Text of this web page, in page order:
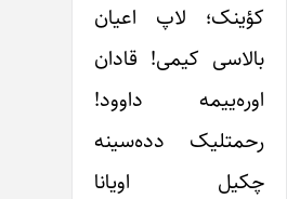
کؤینک؛ لاپ اعیان
بالاسی کیمی! قادان
اوره‌ییمه داوود!
رحمتلیک دده‌سینه
چکیل اویانا